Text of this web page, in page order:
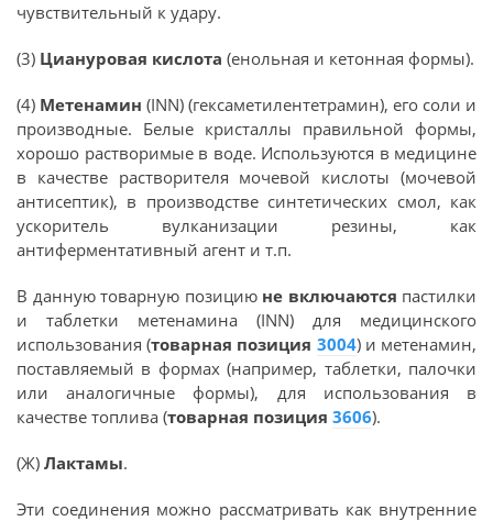
чувствительный к удару.
(3) Циануровая кислота (енольная и кетонная формы).
(4) Метенамин (INN) (гексаметилентетрамин), его соли и
производные. Белые кристаллы правильной формы,
хорошо растворимые в воде. Используются в медицине
в качестве растворителя мочевой кислоты (мочевой
антисептик), в производстве синтетических смол, как
ускоритель вулканизации резины, как
антиферментативный агент и т.п.
В данную товарную позицию не включаются пастилки
и таблетки метенамина (INN) для медицинского
использования (товарная позиция 3004) и метенамин,
поставляемый в формах (например, таблетки, палочки
или аналогичные формы), для использования в
качестве топлива (товарная позиция 3606).
(Ж) Лактамы.
Эти соединения можно рассматривать как внутренние